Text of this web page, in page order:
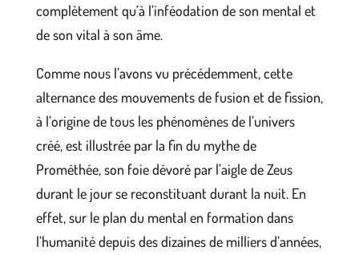
complètement qu’à l’inféodation de son mental et
de son vital à son âme.
Comme nous l’avons vu précédemment, cette
alternance des mouvements de fusion et de fission,
à l’origine de tous les phénomènes de l’univers
créé, est illustrée par la fin du mythe de
Prométhée, son foie dévoré par l’aigle de Zeus
durant le jour se reconstituant durant la nuit. En
effet, sur le plan du mental en formation dans
l’humanité depuis des dizaines de milliers d’années,